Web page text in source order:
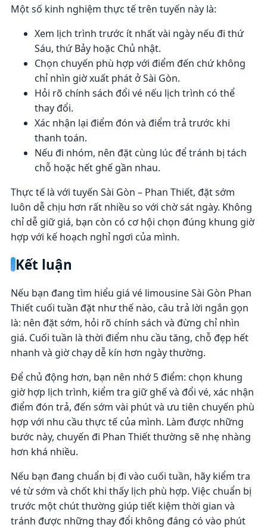
Một số kinh nghiệm thực tế trên tuyến này là:
Xem lịch trình trước ít nhất vài ngày nếu đi thứ
Sáu, thứ Bảy hoặc Chủ nhật.
Chọn chuyến phù hợp với điểm đến chứ không
chỉ nhìn giờ xuất phát ở Sài Gòn.
Hỏi rõ chính sách đổi vé nếu lịch trình có thể
thay đổi.
Xác nhận lại điểm đón và điểm trả trước khi
thanh toán.
Nếu đi nhóm, nên đặt cùng lúc để tránh bị tách
chỗ hoặc hết ghế gần nhau.
Thực tế là với tuyến Sài Gòn – Phan Thiết, đặt sớm
luôn dễ chịu hơn rất nhiều so với chờ sát ngày. Không
chỉ dễ giữ giá, bạn còn có cơ hội chọn đúng khung giờ
hợp với kế hoạch nghỉ ngơi của mình.
Kết luận
Nếu bạn đang tìm hiểu giá vé limousine Sài Gòn Phan
Thiết cuối tuần đặt như thế nào, câu trả lời ngắn gọn
là: nên đặt sớm, hỏi rõ chính sách và đừng chỉ nhìn
giá. Cuối tuần là thời điểm nhu cầu tăng, chỗ đẹp hết
nhanh và giờ chạy dễ kín hơn ngày thường.
Để chủ động hơn, bạn nên nhớ 5 điểm: chọn khung
giờ hợp lịch trình, kiểm tra giữ ghế và đổi vé, xác nhận
điểm đón trả, đến sớm vài phút và ưu tiên chuyến phù
hợp với nhu cầu thực tế của mình. Làm được những
bước này, chuyến đi Phan Thiết thường sẽ nhẹ nhàng
hơn khá nhiều.
Nếu bạn đang chuẩn bị đi vào cuối tuần, hãy kiểm tra
vé từ sớm và chốt khi thấy lịch phù hợp. Việc chuẩn bị
trước một chút thường giúp tiết kiệm thời gian và
tránh được những thay đổi không đáng có vào phút